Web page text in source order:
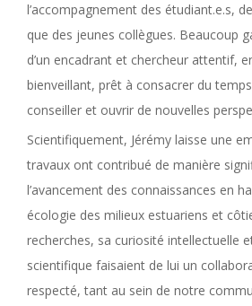
l’accompagnement des étudiant.e.s,
que des jeunes collègues. Beaucoup
d’un encadrant et chercheur attentif,
bienveillant, prêt à consacrer du
conseiller et ouvrir de nouvelles
Scientifiquement, Jérémy laisse une
travaux ont contribué de manière
l’avancement des connaissances en
écologie des milieux estuariens et
recherches, sa curiosité intellectuelle
scientifique faisaient de lui un
respecté, tant au sein de notre